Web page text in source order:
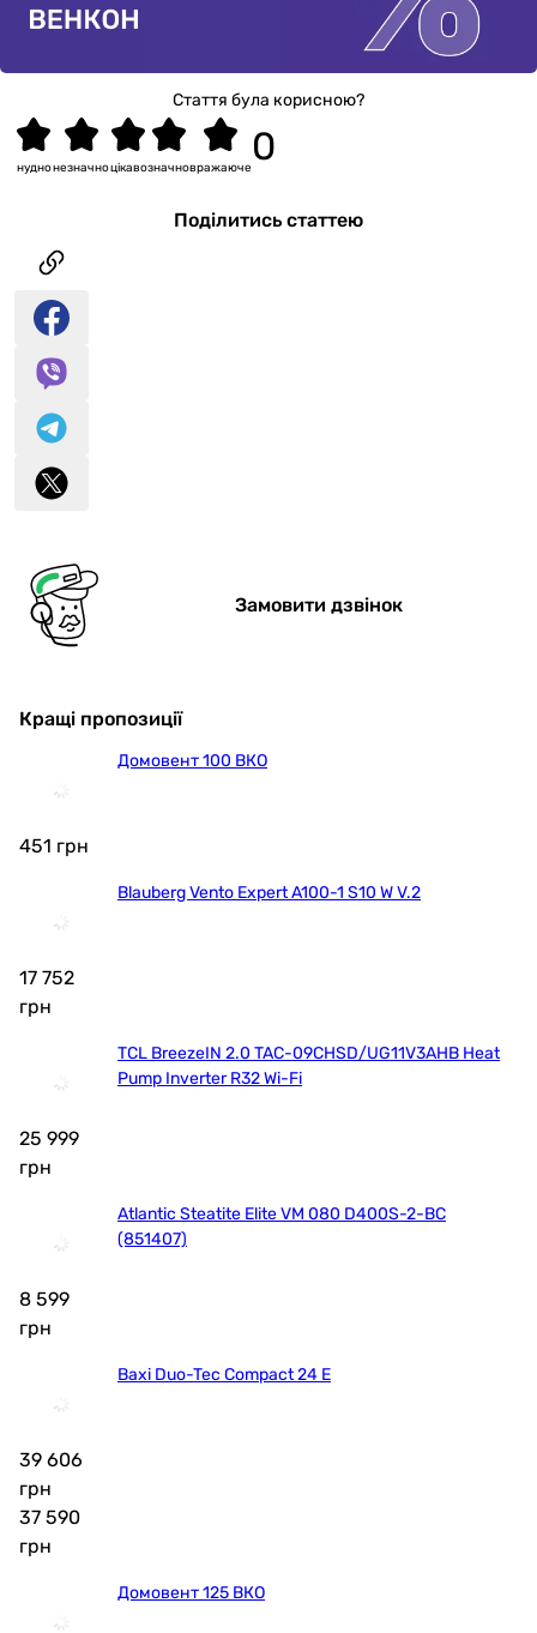
Стаття була корисною?
вражаюче
значно
цікаво
незначно
нудно
Поділитись статтею
Замовити дзвінок
Кращі пропозиції
Домовент 100 ВКО
451 грн
Blauberg Vento Expert A100-1 S10 W V.2
17 752
грн
TCL BreezeIN 2.0 TAC-09CHSD/UG11V3AHB Heat
Pump Inverter R32 Wi-Fi
25 999
грн
Atlantic Steatite Elite VM 080 D400S-2-BC
(851407)
8 599
грн
Baxi Duo-Tec Compact 24 E
39 606
грн
37 590
грн
Домовент 125 ВКО